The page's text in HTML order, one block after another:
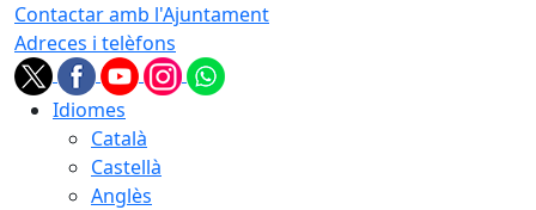
Contactar amb l'Ajuntament
Adreces i telèfons
Idiomes
Català
Castellà
Anglès